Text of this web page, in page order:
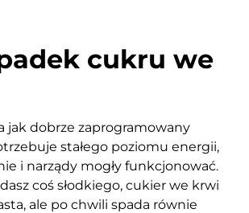
cukru we
jak dobrze zaprogramowany
stałego poziomu energii,
i narządy mogły funkcjonować.
coś słodkiego, cukier we krwi
ale po chwili spada równie